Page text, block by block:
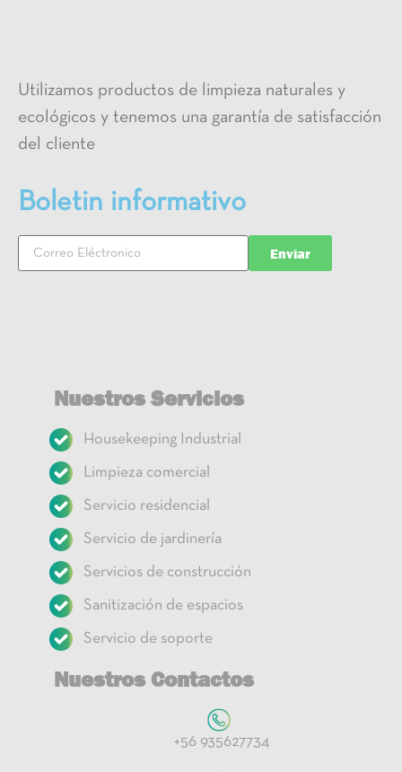
Utilizamos productos de limpieza naturales y
ecológicos y tenemos una garantía de satisfacción
del cliente
Boletin informativo
Enviar
Nuestros Servicios
Housekeeping Industrial
Limpieza comercial
Servicio residencial
Servicio de jardinería
Servicios de construcción
Sanitización de espacios
Servicio de soporte
Nuestros Contactos
+56 935627734